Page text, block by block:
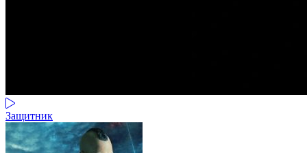
Защитник